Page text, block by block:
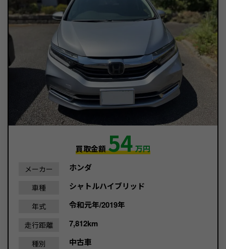
買取金額54万円
メーカー ホンダ
車種 シャトルハイブリッド
年式 令和元年/2019年
走行距離 7,812km
種別 中古車